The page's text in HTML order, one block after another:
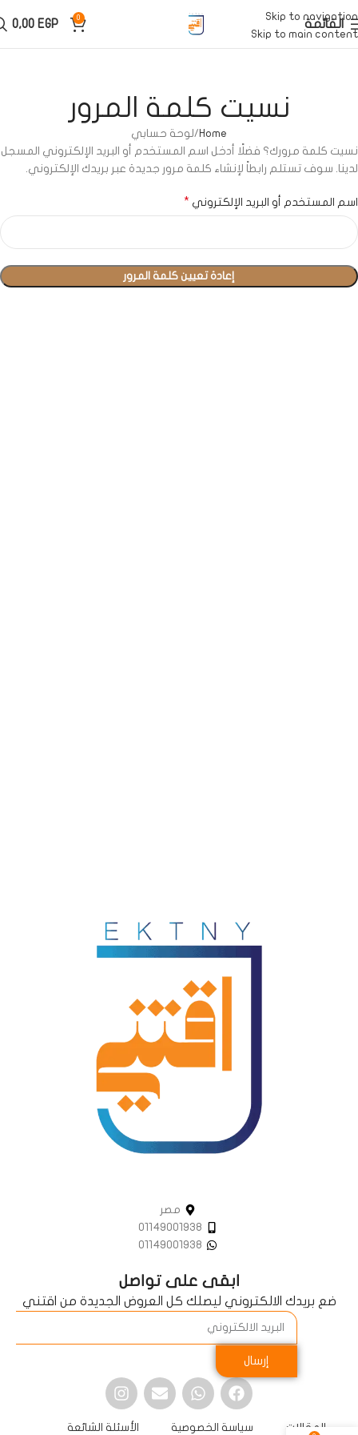
Skip to navigation
Skip to main content
القائمة 0
0,00 EGP
نسيت كلمة المرور
Home لوحة حسابي
نسيت كلمة مرورك؟ فضلًا أدخل اسم المستخدم أو البريد الإلكتروني المسجل
لدينا. سوف تستلم رابطاً لإنشاء كلمة مرور جديدة عبر بريدك الإلكتروني.
اسم المستخدم أو البريد الإلكتروني *
إعادة تعيين كلمة المرور
مصر
01149001938
01149001938
ابقى على تواصل
ضع بريدك الالكتروني ليصلك كل العروض الجديدة من اقتني
إرسال
المقالات سياسة الخصوصية الأسئلة الشائعة